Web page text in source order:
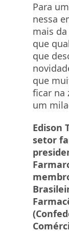
Para
nessa
mais
que
que
que
ficar na
um
Edison
setor